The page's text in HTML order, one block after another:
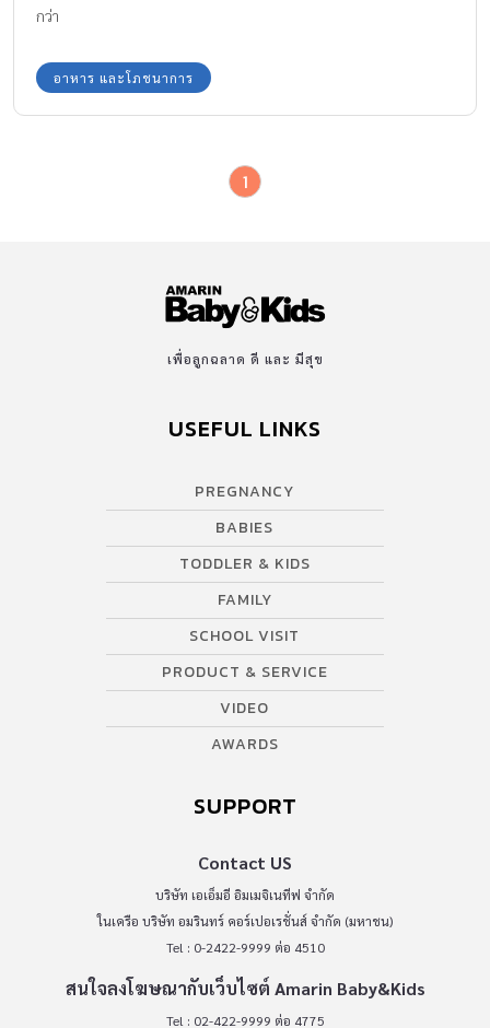
กว่า
อาหาร และโภชนาการ
1
เพื่อลูกฉลาด ดี และ มีสุข
USEFUL LINKS
PREGNANCY
BABIES
TODDLER & KIDS
FAMILY
SCHOOL VISIT
PRODUCT & SERVICE
VIDEO
AWARDS
SUPPORT
Contact US
บริษัท เอเอ็มอี อิมเมจิเนทีฟ จำกัด
ในเครือ บริษัท อมรินทร์ คอร์เปอเรชั่นส์ จำกัด (มหาชน)
Tel : 0-2422-9999 ต่อ 4510
สนใจลงโฆษณากับเว็บไซต์ Amarin Baby&Kids
Tel : 02-422-9999 ต่อ 4775